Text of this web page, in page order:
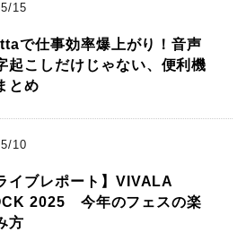
15
で仕事効率爆上がり！音声
起こしだけじゃない、便利機
とめ
10
イブレポート】VIVALA
2025 今年のフェスの楽
方